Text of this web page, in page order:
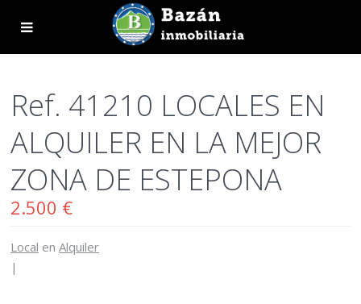
Ref. 41210 LOCALES EN
ALQUILER EN LA MEJOR
ZONA DE ESTEPONA
2.500 €
Local en Alquiler
|